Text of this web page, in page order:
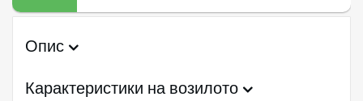
Опис
Карактеристики на возилото